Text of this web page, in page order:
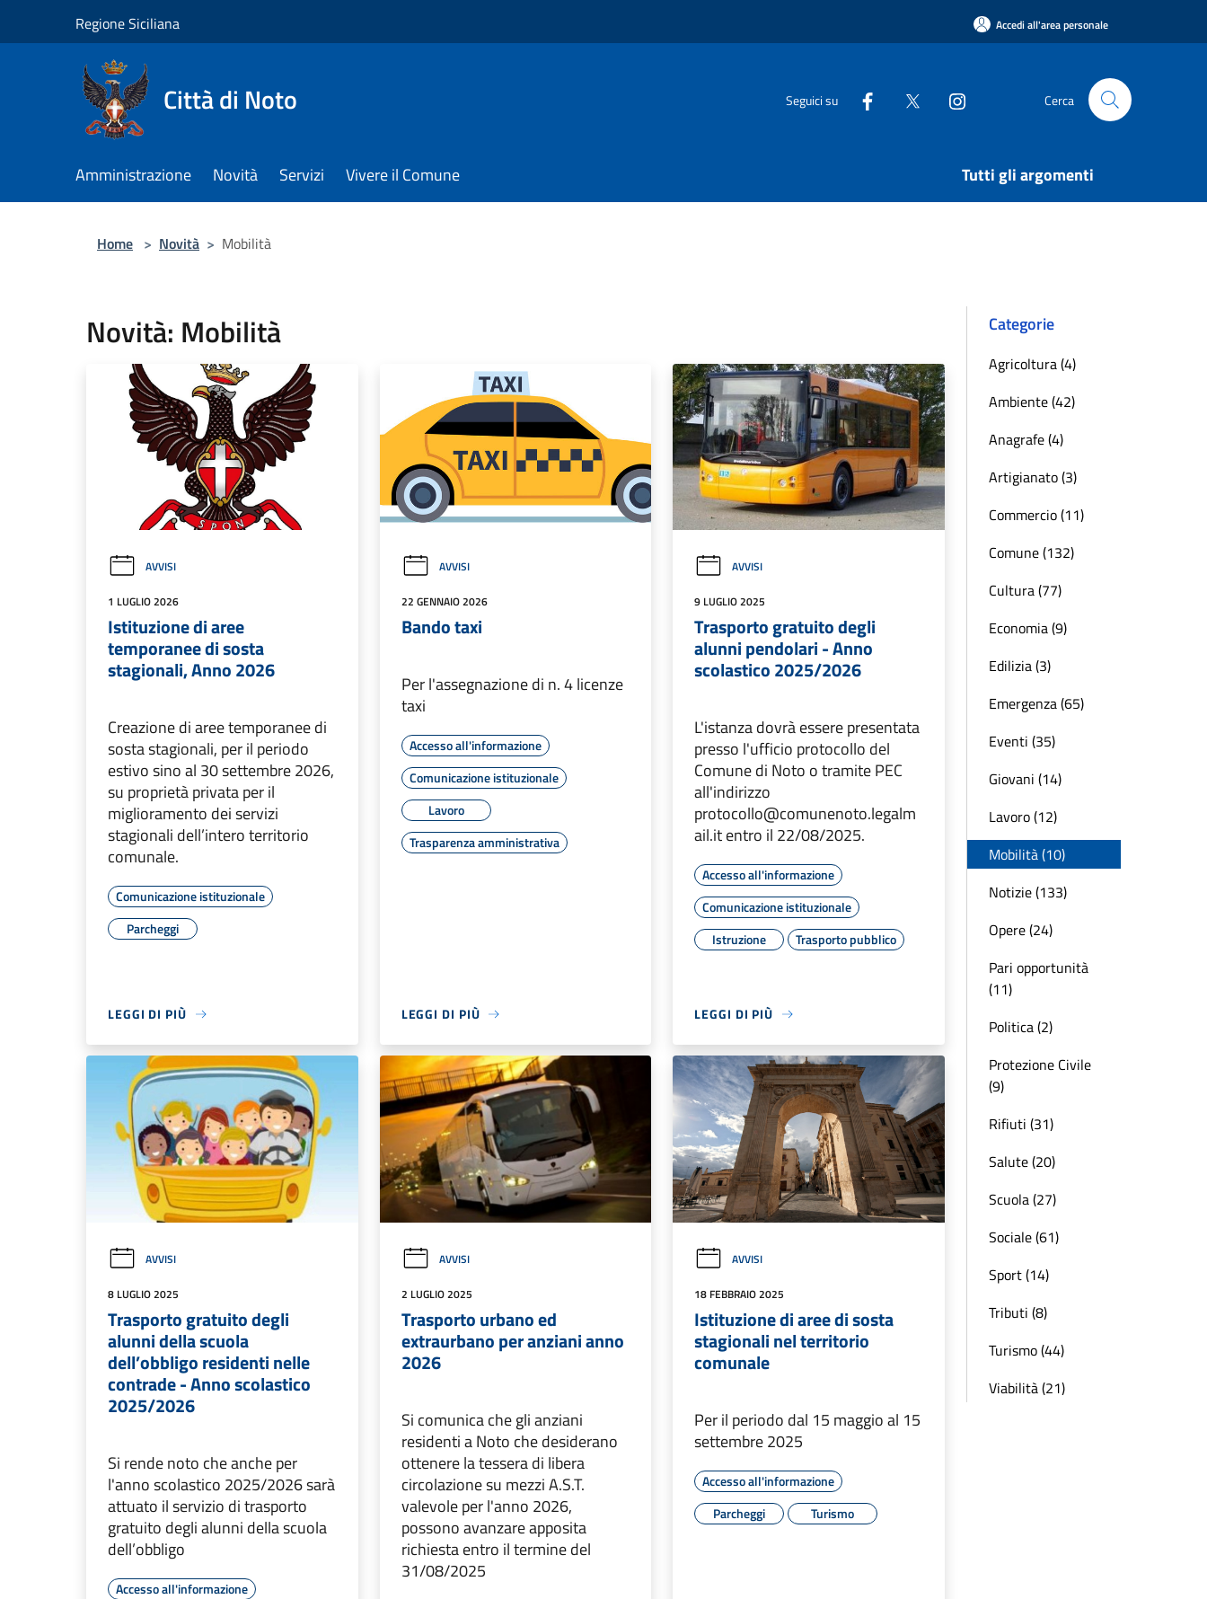
Regione Siciliana Accedi all'area personale
Città di Noto Seguici su Cerca
Amministrazione Novità Servizi Vivere il Comune Tutti gli argomenti
Home > Novità > Mobilità
Novità: Mobilità
AVVISI
1 LUGLIO 2026
Istituzione di aree
temporanee di sosta
stagionali, Anno 2026
Creazione di aree temporanee di
sosta stagionali, per il periodo
estivo sino al 30 settembre 2026,
su proprietà privata per il
miglioramento dei servizi
stagionali dell’intero territorio
comunale.
Comunicazione istituzionale
Parcheggi
LEGGI DI PIÙ
AVVISI
22 GENNAIO 2026
Bando taxi
Per l'assegnazione di n. 4 licenze
taxi
Accesso all'informazione
Comunicazione istituzionale
Lavoro
Trasparenza amministrativa
LEGGI DI PIÙ
AVVISI
9 LUGLIO 2025
Trasporto gratuito degli
alunni pendolari - Anno
scolastico 2025/2026
L'istanza dovrà essere presentata
presso l'ufficio protocollo del
Comune di Noto o tramite PEC
all'indirizzo
protocollo@comunenoto.legalm
ail.it entro il 22/08/2025.
Accesso all'informazione
Comunicazione istituzionale
Istruzione
Trasporto pubblico
LEGGI DI PIÙ
AVVISI
8 LUGLIO 2025
Trasporto gratuito degli
alunni della scuola
dell’obbligo residenti nelle
contrade - Anno scolastico
2025/2026
Si rende noto che anche per
l'anno scolastico 2025/2026 sarà
attuato il servizio di trasporto
gratuito degli alunni della scuola
dell’obbligo
Accesso all'informazione
AVVISI
2 LUGLIO 2025
Trasporto urbano ed
extraurbano per anziani anno
2026
Si comunica che gli anziani
residenti a Noto che desiderano
ottenere la tessera di libera
circolazione su mezzi A.S.T.
valevole per l'anno 2026,
possono avanzare apposita
richiesta entro il termine del
31/08/2025
AVVISI
18 FEBBRAIO 2025
Istituzione di aree di sosta
stagionali nel territorio
comunale
Per il periodo dal 15 maggio al 15
settembre 2025
Accesso all'informazione
Parcheggi
Turismo
Categorie
Agricoltura (4)
Ambiente (42)
Anagrafe (4)
Artigianato (3)
Commercio (11)
Comune (132)
Cultura (77)
Economia (9)
Edilizia (3)
Emergenza (65)
Eventi (35)
Giovani (14)
Lavoro (12)
Mobilità (10)
Notizie (133)
Opere (24)
Pari opportunità
(11)
Politica (2)
Protezione Civile
(9)
Rifiuti (31)
Salute (20)
Scuola (27)
Sociale (61)
Sport (14)
Tributi (8)
Turismo (44)
Viabilità (21)